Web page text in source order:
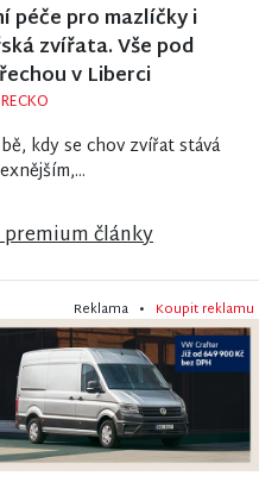
péče pro mazlíčky i
zvířata. Vše pod
v Liberci
kdy se chov zvířat stává
články
Reklama • Koupit reklamu